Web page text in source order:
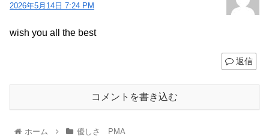
2026年5月14日 7:24 PM
wish you all the best
返信
コメントを書き込む
ホーム 優しさ PMA